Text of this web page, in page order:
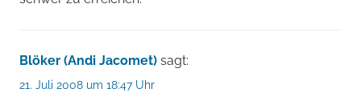
Blöker (Andi Jacomet) sagt:
21. Juli 2008 um 18:47 Uhr